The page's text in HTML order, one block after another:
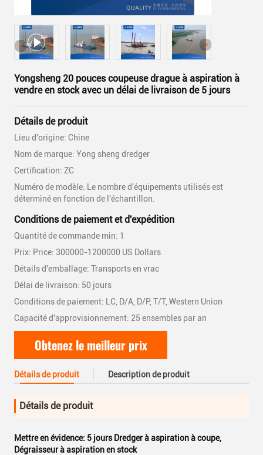
Yongsheng 20 pouces coupeuse drague à aspiration à
vendre en stock avec un délai de livraison de 5 jours
Détails de produit
Lieu d'origine: Chine
Nom de marque: Yong sheng dredger
Certification: ZC
Numéro de modèle: Le nombre d'équipements utilisés est
déterminé en fonction de l'échantillon.
Conditions de paiement et d'expédition
Quantité de commande min: 1
Prix: Price: 300000-1200000 US Dollars
Détails d'emballage: Transports en vrac
Délai de livraison: 50 jours
Conditions de paiement: LC, D/A, D/P, T/T, Western Union
Capacité d'approvisionnement: 25 ensembles par an
Obtenez le meilleur prix
Détails de produit Description de produit
Détails de produit
Mettre en évidence: 5 jours Dredger à aspiration à coupe,
Dégraisseur à aspiration en stock